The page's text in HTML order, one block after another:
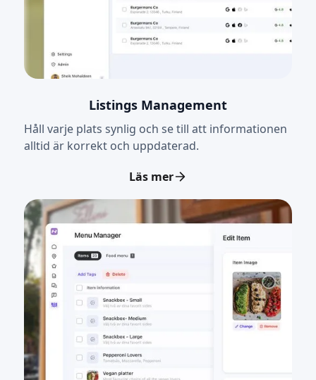
Listings Management
Håll varje plats synlig och se till att informationen
alltid är korrekt och uppdaterad.
Läs mer